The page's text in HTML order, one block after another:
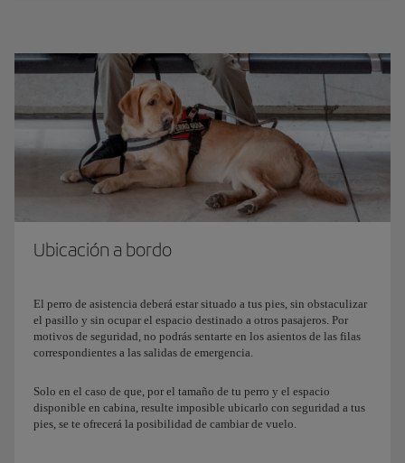
Es obligatorio cumplimentar un formulario aprobado por el
Departamento de Transporte de EE.UU. En este documento hay
que informar sobre el adiestramiento del perro, la garantía de su
adecuado comportamiento a bordo, y para vuelos de más de 8
horas, sobre la capacidad del perro para retener sus
evacuaciones y sus responsabilidades en este ámbito.
Descárgateeste formulario para presentarlo cumplimentado y
firmado, a nuestro personal del aeropuerto antes de embarcar.
Ubicación a bordo
El perro de asistencia deberá estar situado a tus pies, sin obstaculizar
el pasillo y sin ocupar el espacio destinado a otros pasajeros. Por
motivos de seguridad, no podrás sentarte en los asientos de las filas
correspondientes a las salidas de emergencia.
Solo en el caso de que, por el tamaño de tu perro y el espacio
disponible en cabina, resulte imposible ubicarlo con seguridad a tus
pies, se te ofrecerá la posibilidad de cambiar de vuelo.